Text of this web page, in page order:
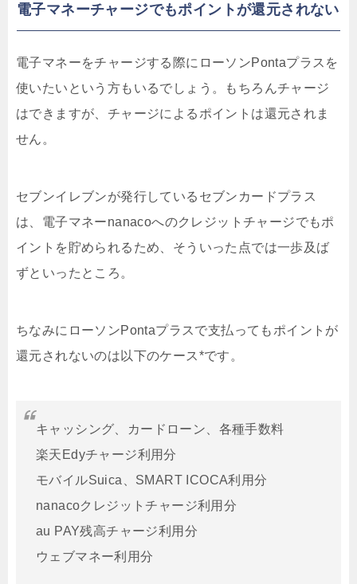
電子マネーチャージでもポイントが還元されない
電子マネーをチャージする際にローソンPontaプラスを
使いたいという方もいるでしょう。もちろんチャージ
はできますが、チャージによるポイントは還元されま
せん。
セブンイレブンが発行しているセブンカードプラス
は、電子マネーnanacoへのクレジットチャージでもポ
イントを貯められるため、そういった点では一歩及ば
ずといったところ。
ちなみにローソンPontaプラスで支払ってもポイントが
還元されないのは以下のケース*です。
キャッシング、カードローン、各種手数料
楽天Edyチャージ利用分
モバイルSuica、SMART ICOCA利用分
nanacoクレジットチャージ利用分
au PAY残高チャージ利用分
ウェブマネー利用分